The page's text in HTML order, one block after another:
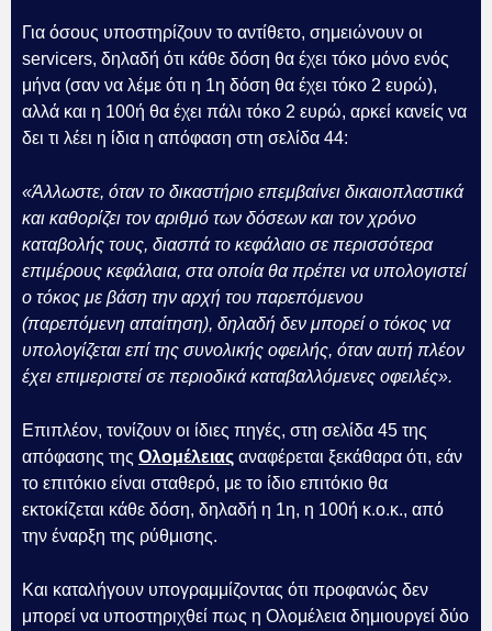
Για όσους υποστηρίζουν το αντίθετο, σημειώνουν οι
servicers, δηλαδή ότι κάθε δόση θα έχει τόκο μόνο ενός
μήνα (σαν να λέμε ότι η 1η δόση θα έχει τόκο 2 ευρώ),
αλλά και η 100ή θα έχει πάλι τόκο 2 ευρώ, αρκεί κανείς να
δει τι λέει η ίδια η απόφαση στη σελίδα 44:
«Άλλωστε, όταν το δικαστήριο επεμβαίνει δικαιοπλαστικά
και καθορίζει τον αριθμό των δόσεων και τον χρόνο
καταβολής τους, διασπά το κεφάλαιο σε περισσότερα
επιμέρους κεφάλαια, στα οποία θα πρέπει να υπολογιστεί
ο τόκος με βάση την αρχή του παρεπόμενου
(παρεπόμενη απαίτηση), δηλαδή δεν μπορεί ο τόκος να
υπολογίζεται επί της συνολικής οφειλής, όταν αυτή πλέον
έχει επιμεριστεί σε περιοδικά καταβαλλόμενες οφειλές».
Επιπλέον, τονίζουν οι ίδιες πηγές, στη σελίδα 45 της
απόφασης της Ολομέλειας αναφέρεται ξεκάθαρα ότι, εάν
το επιτόκιο είναι σταθερό, με το ίδιο επιτόκιο θα
εκτοκίζεται κάθε δόση, δηλαδή η 1η, η 100ή κ.ο.κ., από
την έναρξη της ρύθμισης.
Και καταλήγουν υπογραμμίζοντας ότι προφανώς δεν
μπορεί να υποστηριχθεί πως η Ολομέλεια δημιουργεί δύο